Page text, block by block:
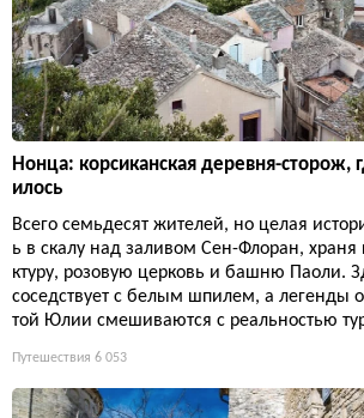
Нонца: корсиканская деревня-сторож,
илось
Всего семьдесят жителей, но целая
ь в скалу над заливом Сен-Флоран, храня
ктуру, розовую церковь и башню Паоли.
соседствует с белым шпилем, а легенды
той Юлии смешиваются с реальностью
Путешествия 6 053